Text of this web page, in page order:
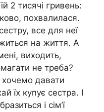
2 тисячі гривень:
похвалилася.
все для неї
на життя. А
виходить,
не треба?
давати
їх купує сестра. І
і сім’ї